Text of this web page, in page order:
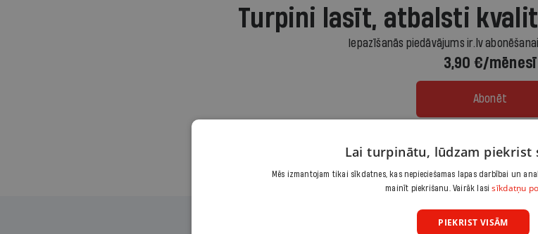
Turpini lasīt, atbalsti
Iepazīšanās piedāvājums ir.lv
3,90 €/mēnesī
Abonēt
Lai turpinātu, lūdzam piekrist
Mēs izmantojam tikai sīkdatnes, kas nepieciešamas lapas darbībai un
mainīt piekrišanu. Vairāk lasisīkdatņu
PIEKRIST VISĀM